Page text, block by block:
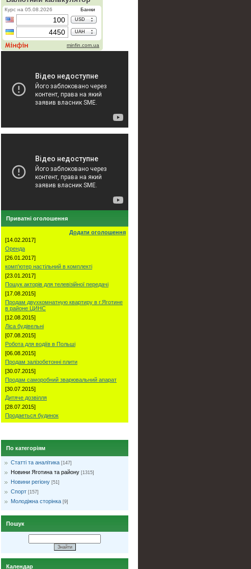
Приватні оголошення
Додати оголошення
[14.02.2017]
Оренда
[26.01.2017]
комп'ютер настільний в комплекті
[23.01.2017]
Пошук акторів для телевізійної передачі
[17.08.2015]
Продам двухкомнатную квартиру в г.Яготине
в районе ЦИНС
[12.08.2015]
Ліса будівельні
[07.08.2015]
Робота для водіїв в Польші
[06.08.2015]
Продам залізобетонні плити
[30.07.2015]
Продам саморобний зварювальний апарат
[30.07.2015]
Дитяче дозвілля
[28.07.2015]
Продаеться будинок
По категоріям
Статті та аналітика [147]
Новини Яготина та району [1315]
Новини регіону [51]
Спорт [157]
Молодіжна сторінка [9]
Пошук
Календар